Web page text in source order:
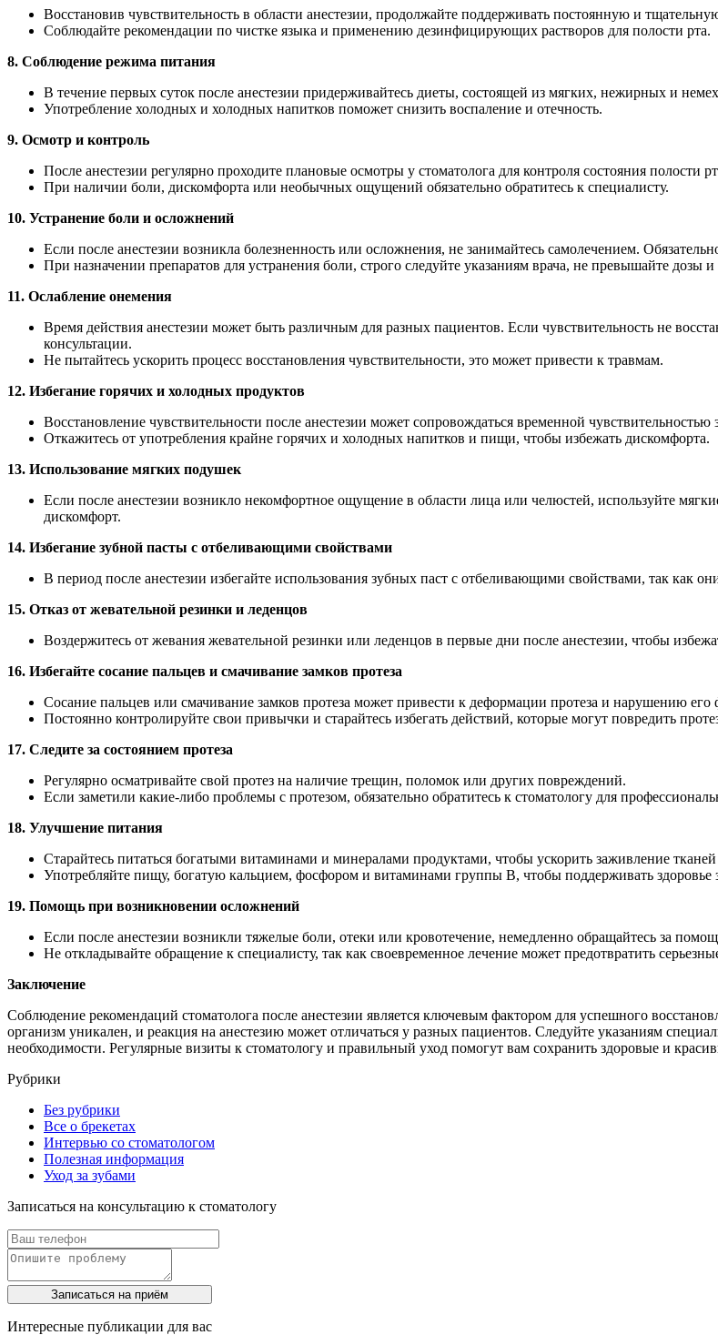
Восстановив чувствительность в области анестезии, продолжайте поддерживать постоянную и
Соблюдайте рекомендации по чистке языка и применению дезинфицирующих растворов для полости рта.
8. Соблюдение режима питания
В течение первых суток после анестезии придерживайтесь диеты, состоящей из мягких, нежирных и
Употребление холодных и холодных напитков поможет снизить воспаление и отечность.
9. Осмотр и контроль
После анестезии регулярно проходите плановые осмотры у стоматолога для контроля состояния полости
При наличии боли, дискомфорта или необычных ощущений обязательно обратитесь к специалисту.
10. Устранение боли и осложнений
Если после анестезии возникла болезненность или осложнения, не занимайтесь самолечением.
При назначении препаратов для устранения боли, строго следуйте указаниям врача, не превышайте дозы
11. Ослабление онемения
Время действия анестезии может быть различным для разных пациентов. Если чувствительность не
консультации.
Не пытайтесь ускорить процесс восстановления чувствительности, это может привести к травмам.
12. Избегание горячих и холодных продуктов
Восстановление чувствительности после анестезии может сопровождаться временной
Откажитесь от употребления крайне горячих и холодных напитков и пищи, чтобы избежать дискомфорта.
13. Использование мягких подушек
Если после анестезии возникло некомфортное ощущение в области лица или челюстей, используйте
дискомфорт.
14. Избегание зубной пасты с отбеливающими свойствами
В период после анестезии избегайте использования зубных паст с отбеливающими свойствами, так как
15. Отказ от жевательной резинки и леденцов
Воздержитесь от жевания жевательной резинки или леденцов в первые дни после анестезии, чтобы
16. Избегайте сосание пальцев и смачивание замков протеза
Сосание пальцев или смачивание замков протеза может привести к деформации протеза и нарушению его
Постоянно контролируйте свои привычки и старайтесь избегать действий, которые могут повредить
17. Следите за состоянием протеза
Регулярно осматривайте свой протез на наличие трещин, поломок или других повреждений.
Если заметили какие-либо проблемы с протезом, обязательно обратитесь к стоматологу для
18. Улучшение питания
Старайтесь питаться богатыми витаминами и минералами продуктами, чтобы ускорить заживление тканей
Употребляйте пищу, богатую кальцием, фосфором и витаминами группы В, чтобы поддерживать здоровье
19. Помощь при возникновении осложнений
Если после анестезии возникли тяжелые боли, отеки или кровотечение, немедленно обращайтесь за
Не откладывайте обращение к специалисту, так как своевременное лечение может предотвратить
Заключение
Соблюдение рекомендаций стоматолога после анестезии является ключевым фактором для успешного
организм уникален, и реакция на анестезию может отличаться у разных пациентов. Следуйте указаниям
необходимости. Регулярные визиты к стоматологу и правильный уход помогут вам сохранить здоровые и
Рубрики
Без рубрики
Все о брекетах
Интервью со стоматологом
Полезная информация
Уход за зубами
Записаться на консультацию к стоматологу
Записаться на приём
Интересные публикации для вас